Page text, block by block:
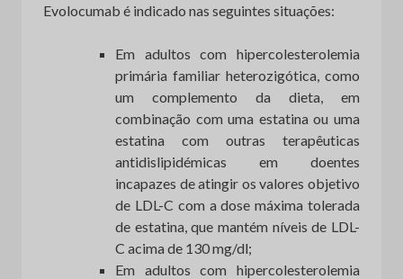
Evolocumab é indicado nas seguintes situações:
Em adultos com hipercolesterolemia
primária familiar heterozigótica, como
um complemento da dieta, em
combinação com uma estatina ou uma
estatina com outras terapêuticas
antidislipidémicas em doentes
incapazes de atingir os valores objetivo
de LDL-C com a dose máxima tolerada
de estatina, que mantém níveis de LDL-
C acima de 130 mg/dl;
Em adultos com hipercolesterolemia